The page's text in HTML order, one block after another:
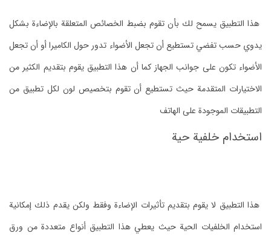
هذا التطبيق يسمح لك بأن تقوم بضبط الخصائص المتعلقة بالإضاءة بشكل
يدوي حسب تفضي تستطيع أن تجعل الأضواء تدور حول الكاميرا أو أن تجعل
الأضواء تكون على جوانب الجهاز كما أن هذا التطبيق يقوم بتقديم الكثير من
الاختيارات المتقدمة حيث تستطيع أن تقوم بتخصيص لون لكل تطبيق من
التطبيقات الموجودة على الهاتف
استخدام خلفية حية
هذا التطبيق لا يقوم بتقديم تأثيرات الإضاءة وفقط ولكن يقدم ذلك إمكانية
استخدام الخلفيات الحية حيث يعطي هذا التطبيق أنواع متعددة من ورق